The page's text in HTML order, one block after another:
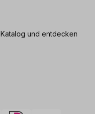
und entdecken